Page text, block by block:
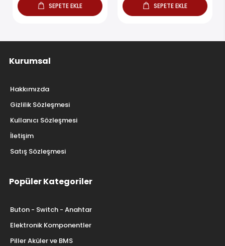
SEPETE EKLE SEPETE EKLE
Kurumsal
Hakkımızda
Gizlilik Sözleşmesi
Kullanıcı Sözleşmesi
İletişim
Satış Sözleşmesi
Popüler Kategoriler
Buton - Switch - Anahtar
Elektronik Komponentler
Piller Aküler ve BMS